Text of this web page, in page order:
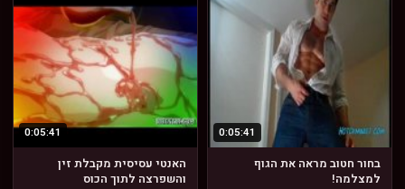
0:05:41
בחור חטוב מראה את הגוף
למצלמה!
0:05:41
האנטי עסיסית מקבלת זין
והשפרצה לתוך הכוס